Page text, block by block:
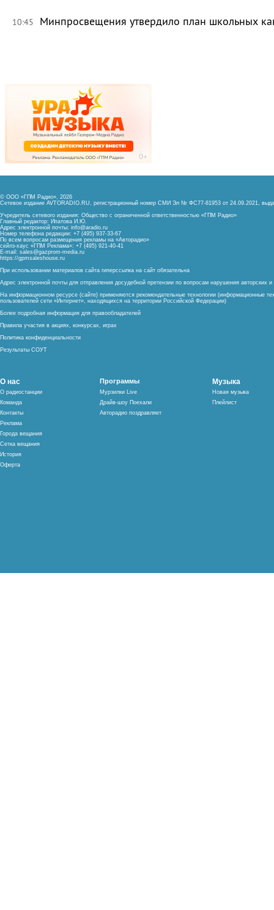
10:45 Минпросвещения утвердило план школьных
© ООО «ГПМ Радио», 2026
Сетевое издание AVTORADIO.RU, регистрационный номер СМИ Эл № ФС77-81953 от 24.09.2021,
Учредитель сетевого издания: Общество с ограниченной ответственностью «ГПМ Радио»
Главный редактор: Ипатова И.Ю.
Адрес электронной почты: info@aradio.ru
Номер телефона редакции: +7 (495) 937-33-67
По всем вопросам размещения рекламы на «Авторадио»
сейлз-хаус «ГПМ Реклама»: +7 (495) 921-40-41
E-mail: sales@gazprom-media.ru
https://gpmsaleshouse.ru
При использовании материалов сайта гиперссылка на сайт обязательна
Адрес электронной почты для отправления досудебной претензии по вопросам нарушения авторских
На информационном ресурсе (сайте) применяются рекомендательные технологии (информационные
пользователей сети «Интернет», находящихся на территории Российской Федерации)
Более подробная информация для правообладателей
Правила участия в акциях, конкурсах, играх
Политика конфиденциальности
Результаты СОУТ
О нас
О радиостанции
Команда
Контакты
Реклама
Города вещания
Сетка вещания
История
Оферта
Программы
Мурзилки Live
Драйв-шоу Поехали
Авторадио поздравляет
Музыка
Новая музыка
Плейлист